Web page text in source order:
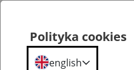
Polityka cookies
english